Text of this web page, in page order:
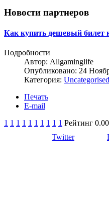
Новости партнеров
Как купить дешевый билет
Подробности
Автор: Allgaminglife
Опубликовано: 24
Категория: Uncategorised
Печать
E-mail
1 1 1 1 1 1 1 1 1 1 Рейтинг
Twitter